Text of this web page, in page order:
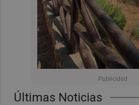
Últimas Noticias